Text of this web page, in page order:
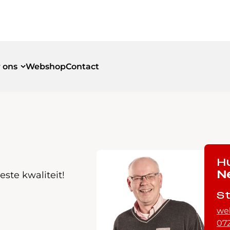
ons WebshopContact
kwaliteit!